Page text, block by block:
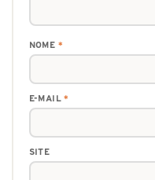
NOME *
E-MAIL*
SITE